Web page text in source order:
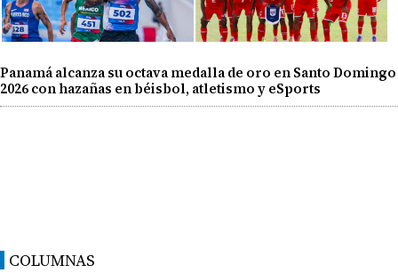
Panamá alcanza su octava medalla de oro en Santo Domingo
2026 con hazañas en béisbol, atletismo y eSports
COLUMNAS